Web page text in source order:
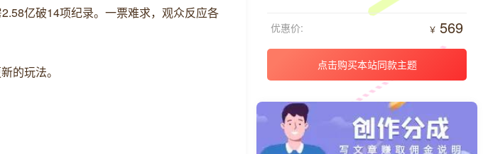
亿破14项纪录。一票难求，观众反应各
的玩法。
￥ 569
优惠价:
点击购买本站同款主题